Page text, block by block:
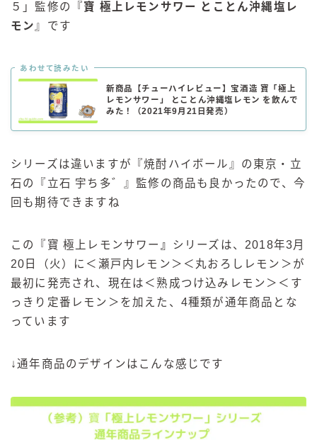
５」監修の『寶 極上レモンサワー とことん沖縄塩レ
モン 』です
あわせて読みたい
新商品【チューハイレビュー】宝酒造 寶「極上
レモンサワー」 とことん沖縄塩レモン を飲んで
みた！（2021年9月21日発売）
シリーズは違いますが『焼酎ハイボール』の東京・立
石の『立石 宇ち多゛』監修の商品も良かったので、今
回も期待できますね
この『寶 極上レモンサワー 』 シリーズは、2018年3月
20日（火）に＜瀬戸内レモン＞＜丸おろしレモン＞が
最初に発売され、現在は＜熟成つけ込みレモン＞＜す
っきり定番レモン＞を加えた、4種類が通年商品とな
っています
↓通年商品のデザインはこんな感じです